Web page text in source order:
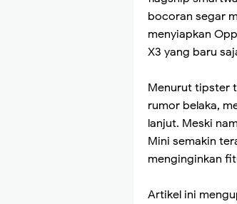
bocoran segar
menyiapkan
X3 yang baru
Menurut tipster
rumor belaka,
lanjut. Meski
Mini semakin
menginginkan
Artikel ini